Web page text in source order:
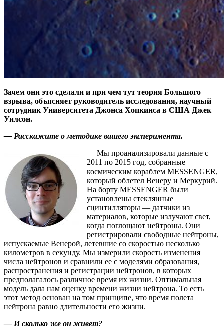
Зачем они это сделали и при чем тут теория Большого
взрыва, объясняет руководитель исследования, научный
сотрудник Университета Джонса Хопкинса в США Джек
Уилсон.
— Расскажите о методике вашего эксперимента.
— Мы проанализировали данные с
2011 по 2015 год, собранные
космическим кораблем MESSENGER,
который облетел Венеру и Меркурий.
На борту MESSENGER были
установлены стеклянные
сцинтилляторы — ​датчики из
материалов, которые излучают свет,
когда поглощают нейтроны. Они
регистрировали свободные нейтроны,
испускаемые Венерой, летевшие со скоростью несколько
километров в секунду. Мы измерили скорость изменения
числа нейтронов и сравнили ее с моделями образования,
распространения и регистрации нейтронов, в которых
предполагалось различное время их жизни. Оптимальная
модель дала нам оценку времени жизни нейтрона. То есть
этот метод основан на том принципе, что время полета
нейтрона равно длительности его жизни.
— И сколько же он живет?